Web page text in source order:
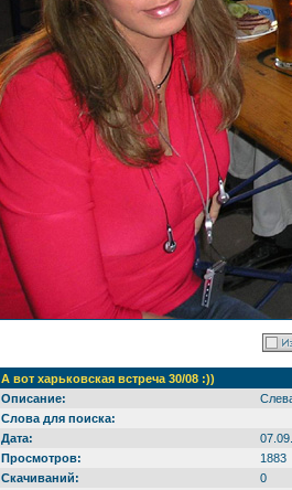
А вот харьковская встреча 30/08 :))
Описание:
Слова для поиска:
Дата:
Просмотров:
1883
Скачиваний:
0